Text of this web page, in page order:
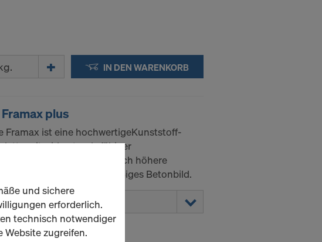
IN DEN WARENKORB
plus
Framax ist eine hochwertigeKunststoff-
mit widerstands fähiger
für eine wesent lich höhere
und ein anhaltendgleichmäßiges Betonbild.
und sichere
erforderlich.
technisch notwendiger
zugreifen.